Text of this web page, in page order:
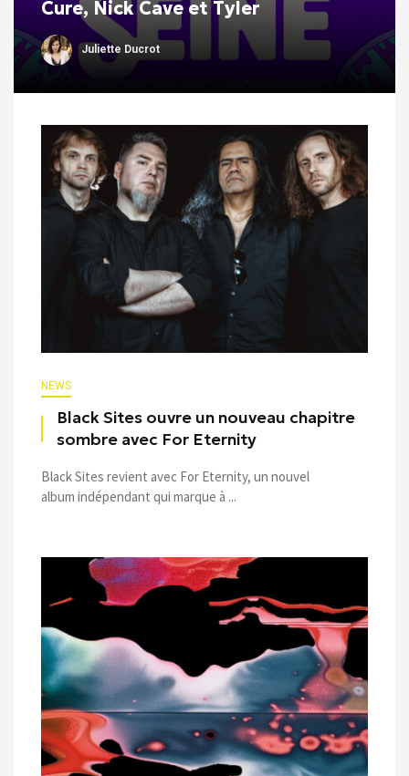
Cure, Nick Cave et Tyler
Juliette Ducrot
NEWS
Black Sites ouvre un nouveau chapitre
sombre avec For Eternity
Black Sites revient avec For Eternity, un nouvel
album indépendant qui marque à ...